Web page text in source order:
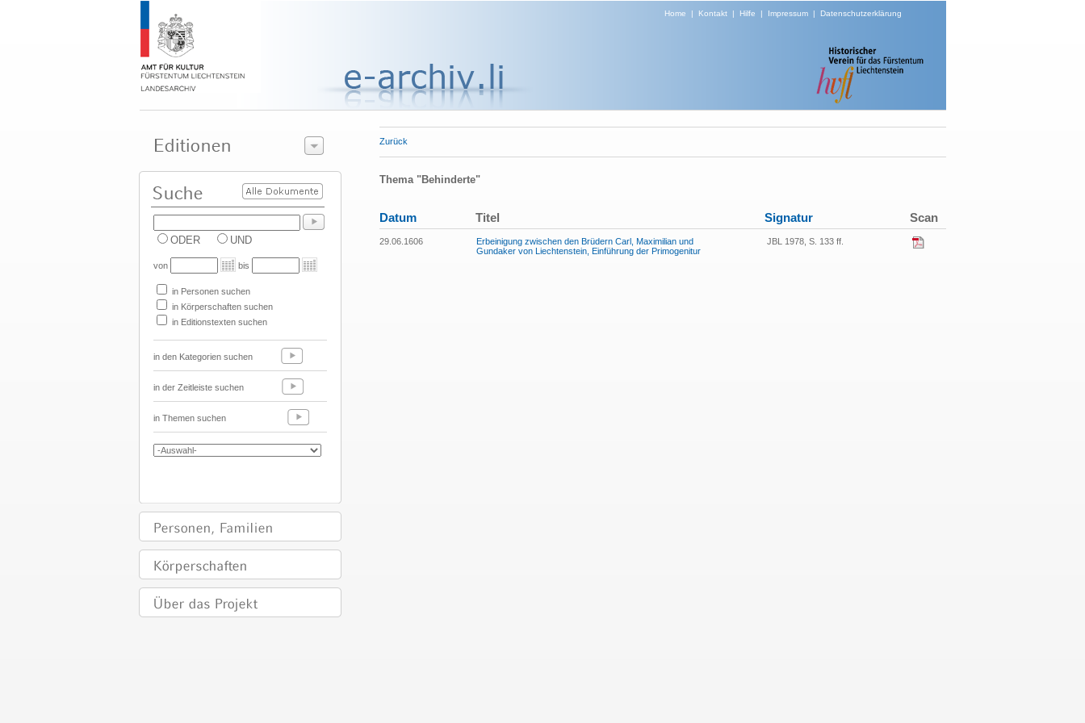
Home | Kontakt| Hilfe | Impressum| Datenschutzerklärung
ODER UND
von bis
in Personen suchen
in Körperschaften suchen
in Editionstexten suchen
in den Kategorien suchen
in der Zeitleiste suchen
in Themen suchen
Zurück
Thema "Behinderte"
Datum Titel Signatur Scan
29.06.1606
Erbeinigung zwischen den Brüdern Carl, Maximilian und
Gundaker von Liechtenstein, Einführung der Primogenitur
JBL 1978, S. 133 ff.